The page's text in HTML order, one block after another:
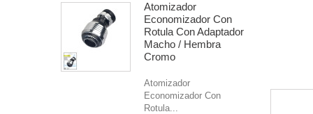
Atomizador
Economizador Con
Rotula Con Adaptador
Macho / Hembra
Cromo
Atomizador
Economizador Con
Rotula...